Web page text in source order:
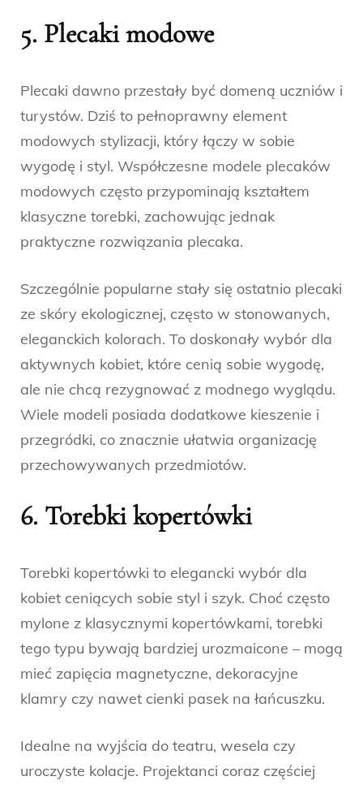
5. Plecaki modowe
Plecaki dawno przestały być domeną uczniów i
turystów. Dziś to pełnoprawny element
modowych stylizacji, który łączy w sobie
wygodę i styl. Współczesne modele plecaków
modowych często przypominają kształtem
klasyczne torebki, zachowując jednak
praktyczne rozwiązania plecaka.
Szczególnie popularne stały się ostatnio plecaki
ze skóry ekologicznej, często w stonowanych,
eleganckich kolorach. To doskonały wybór dla
aktywnych kobiet, które cenią sobie wygodę,
ale nie chcą rezygnować z modnego wyglądu.
Wiele modeli posiada dodatkowe kieszenie i
przegródki, co znacznie ułatwia organizację
przechowywanych przedmiotów.
6. Torebki kopertówki
Torebki kopertówki to elegancki wybór dla
kobiet ceniących sobie styl i szyk. Choć często
mylone z klasycznymi kopertówkami, torebki
tego typu bywają bardziej urozmaicone – mogą
mieć zapięcia magnetyczne, dekoracyjne
klamry czy nawet cienki pasek na łańcuszku.
Idealne na wyjścia do teatru, wesela czy
uroczyste kolacje. Projektanci coraz częściej